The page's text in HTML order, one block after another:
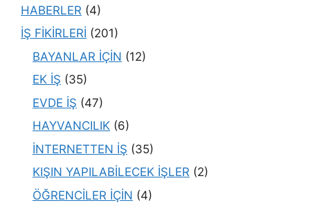
HABERLER (4)
İŞ FİKİRLERİ (201)
BAYANLAR İÇİN (12)
EK İŞ (35)
EVDE İŞ (47)
HAYVANCILIK (6)
İNTERNETTEN İŞ (35)
KIŞIN YAPILABİLECEK İŞLER (2)
ÖĞRENCİLER İÇİN (4)